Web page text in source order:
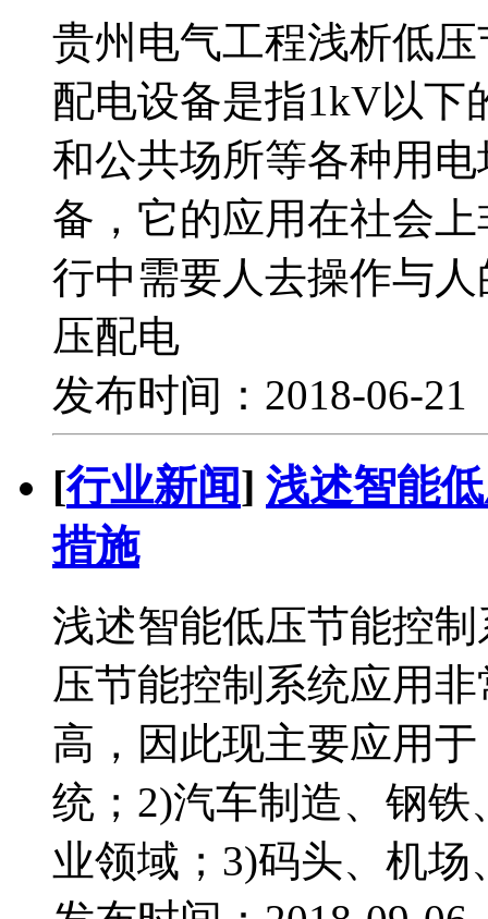
贵州电气工程浅析低
配电设备是指1kV以下
和公共场所等各种用
备，它的应用在社会
行中需要人去操作与
压配电
发布时间：2018-06-
[行业新闻] 浅述智能
措施
浅述智能低压节能控
压节能控制系统应用
高，因此现主要应用
统；2)汽车制造、钢
业领域；3)码头、机